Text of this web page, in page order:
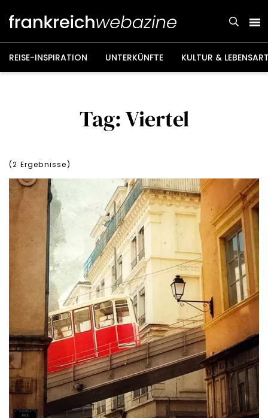
Inhalt
REISE-INSPIRATION UNTERKÜNFTE KULTUR &
Tag: Viertel
(2 Ergebnisse)